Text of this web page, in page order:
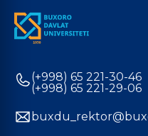
(+998) 65 221-30-46
(+998) 65 221-29-06